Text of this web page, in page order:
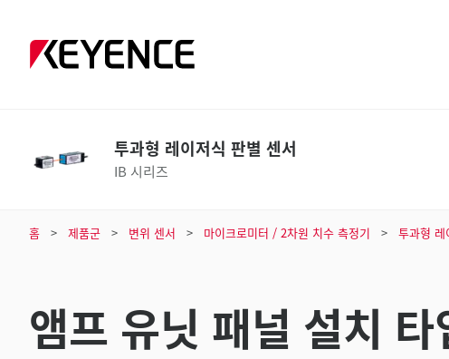
투과형 레이저식 판별 센서
IB 시리즈
홈 제품군 변위 센서 마이크로미터 / 2차원 치수 측정기 투과형 레
앰프 유닛 패널 설치 타